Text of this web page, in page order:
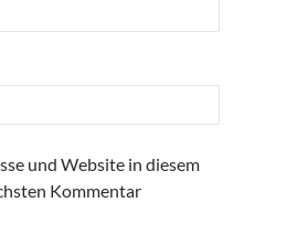
und Website in diesem
Kommentar